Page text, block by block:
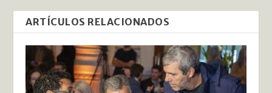
ARTÍCULOS RELACIONADOS